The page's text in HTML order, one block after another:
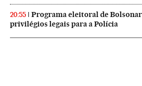
20:55
Programa eleitoral de
privilégios legais para a Polícia